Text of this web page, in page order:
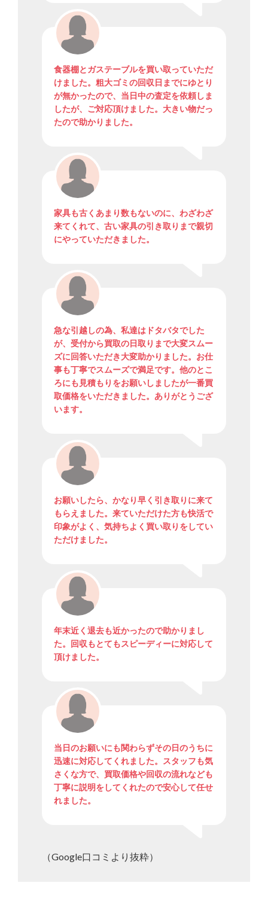
食器棚とガステーブルを買い取っていただ
けました。粗大ゴミの回収日までにゆとり
が無かったので、当日中の査定を依頼しま
したが、ご対応頂けました。大きい物だっ
たので助かりました。
家具も古くあまり数もないのに、わざわざ
来てくれて、古い家具の引き取りまで親切
にやっていただきました。
急な引越しの為、私達はドタバタでした
が、受付から買取の日取りまで大変スムー
ズに回答いただき大変助かりました。お仕
事も丁寧でスムーズで満足です。他のとこ
ろにも見積もりをお願いしましたが一番買
取価格をいただきました。ありがとうござ
います。
お願いしたら、かなり早く引き取りに来て
もらえました。来ていただけた方も快活で
印象がよく、気持ちよく買い取りをしてい
ただけました。
年末近く退去も近かったので助かりまし
た。回収もとてもスピーディーに対応して
頂けました。
当日のお願いにも関わらずその日のうちに
迅速に対応してくれました。スタッフも気
さくな方で、買取価格や回収の流れなども
丁寧に説明をしてくれたので安心して任せ
れました。
（Google口コミより抜粋）